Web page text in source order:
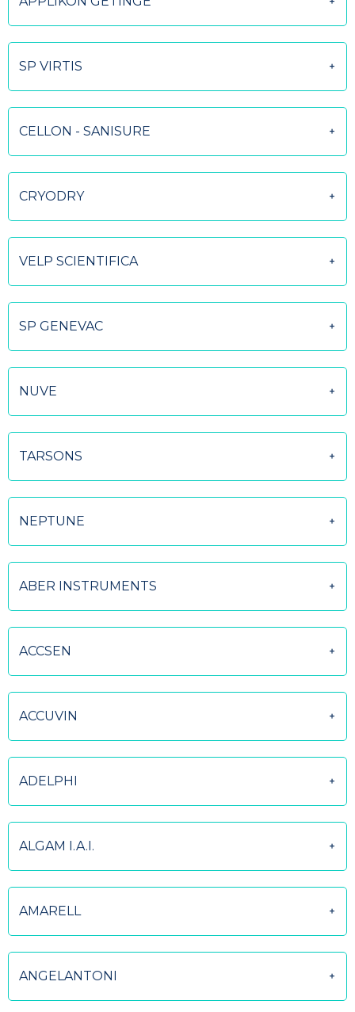
SP VIRTIS
CELLON - SANISURE
CRYODRY
VELP SCIENTIFICA
SP GENEVAC
NUVE
TARSONS
NEPTUNE
ABER INSTRUMENTS
ACCSEN
ACCUVIN
ADELPHI
ALGAM I.A.I.
AMARELL
ANGELANTONI